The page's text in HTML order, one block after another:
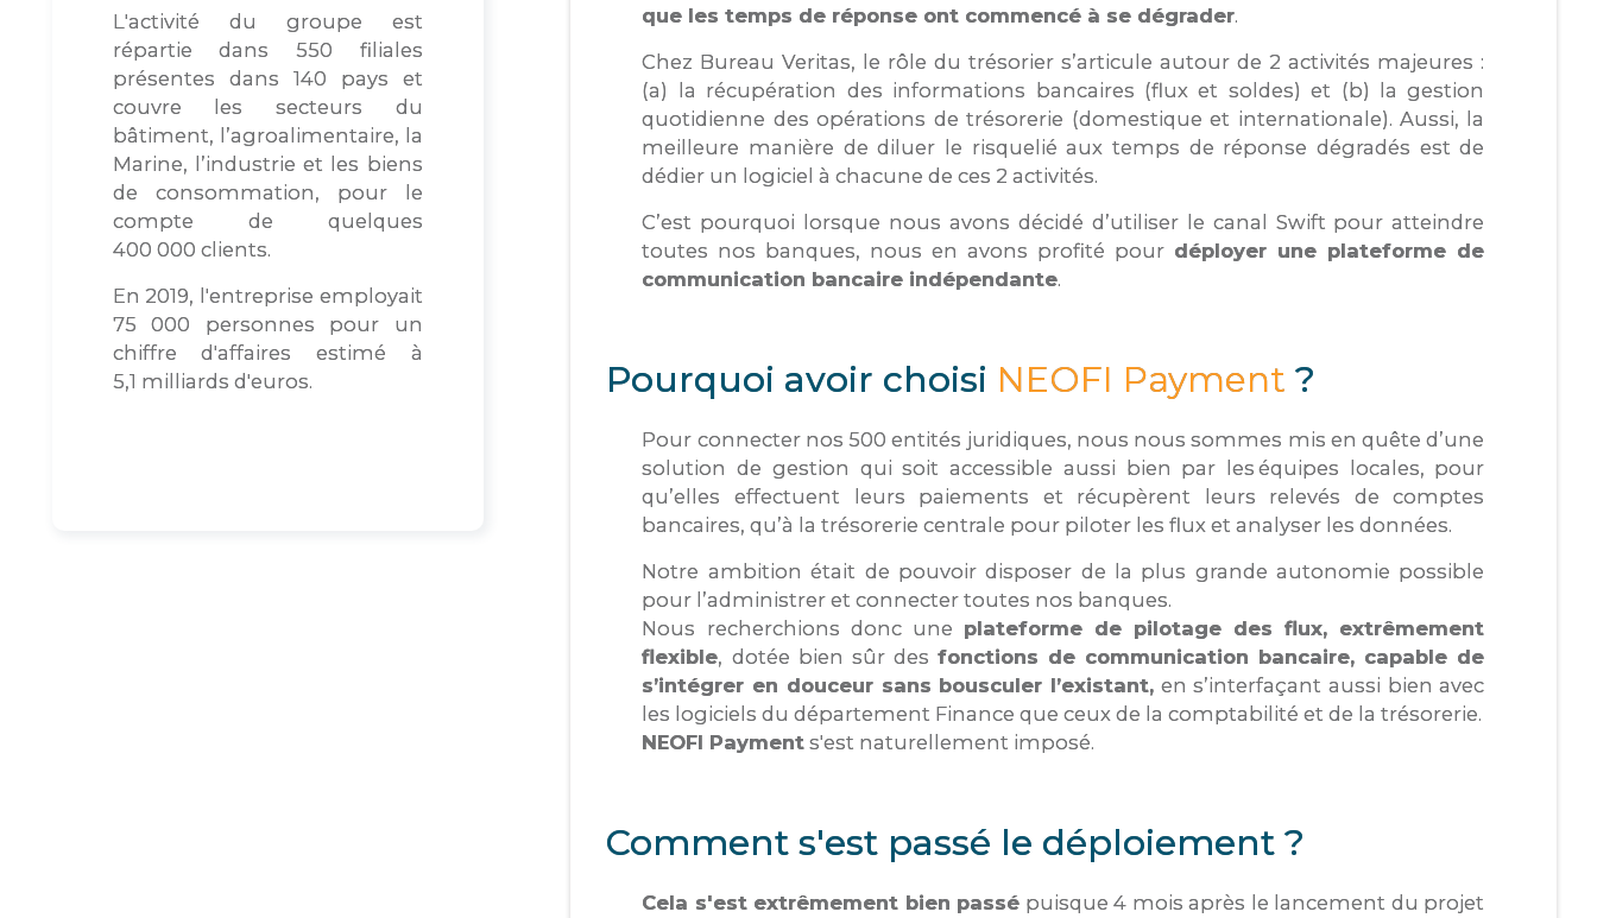
L'activité du groupe est
répartie dans 550 filiales
présentes dans 140 pays et
couvre les secteurs du
bâtiment, l’agroalimentaire, la
Marine, l’industrie et les biens
de consommation, pour le
compte de quelques
400 000 clients.
En 2019, l'entreprise employait
75 000 personnes pour un
chiffre d'affaires estimé à
5,1 milliards d'euros.
que les temps de réponse ont commencé à se dégrader.
Chez Bureau Veritas, le rôle du trésorier s’articule autour de 2 activités majeures :
(a) la récupération des informations bancaires (flux et soldes) et (b) la gestion
quotidienne des opérations de trésorerie (domestique et internationale). Aussi, la
meilleure manière de diluer le risquelié aux temps de réponse dégradés est de
dédier un logiciel à chacune de ces 2 activités.
C’est pourquoi lorsque nous avons décidé d’utiliser le canal Swift pour atteindre
toutes nos banques, nous en avons profité pour déployer une plateforme de
communication bancaire indépendante.
Pourquoi avoir choisi NEOFI Payment?
Pour connecter nos 500 entités juridiques, nous nous sommes mis en quête d’une
solution de gestion qui soit accessible aussi bien par les équipes locales, pour
qu’elles effectuent leurs paiements et récupèrent leurs relevés de comptes
bancaires, qu’à la trésorerie centrale pour piloter les flux et analyser les données.
Notre ambition était de pouvoir disposer de la plus grande autonomie possible
pour l’administrer et connecter toutes nos banques.
Nous recherchions donc une plateforme de pilotage des flux, extrêmement
flexible, dotée bien sûr des fonctions de communication bancaire, capable de
s’intégrer en douceur sans bousculer l’existant,en s’interfaçant aussi bien avec
les logiciels du département Finance que ceux de la comptabilité et de la trésorerie.
NEOFI Payment s'est naturellement imposé.
Comment s'est passé le déploiement ?
Cela s'est extrêmement bien passé puisque 4 mois après le lancement du projet